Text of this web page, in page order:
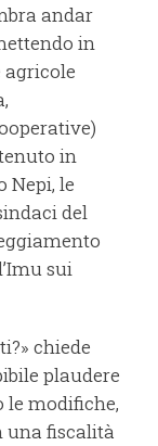
andar
in
agricole
in
Nepi, le
del
sui
chiede
plaudere
le modifiche,
una fiscalità